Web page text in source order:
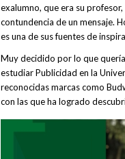
exalumno, que era su
contundencia de un mensaje.
es una de sus fuentes de
Muy decidido por lo que
estudiar Publicidad en la
reconocidas marcas como
con las que ha logrado